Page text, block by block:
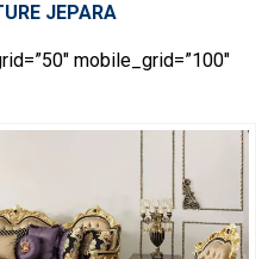
JEPARA
mobile_grid=”100″